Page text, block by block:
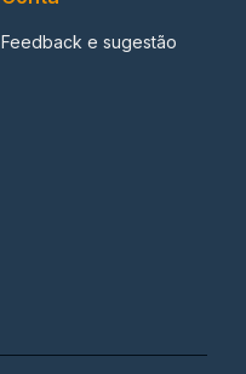
Feedback e sugestão